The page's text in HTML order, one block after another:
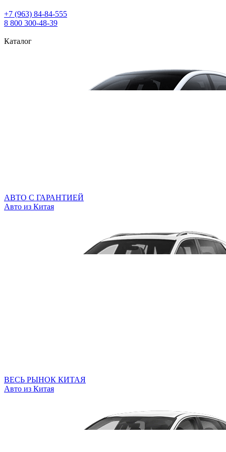
+7 (963) 84‑84‑555
8 800 300‑48‑39
Каталог
АВТО С ГАРАНТИЕЙ
Авто из Китая
ВЕСЬ РЫНОК КИТАЯ
Авто из Китая